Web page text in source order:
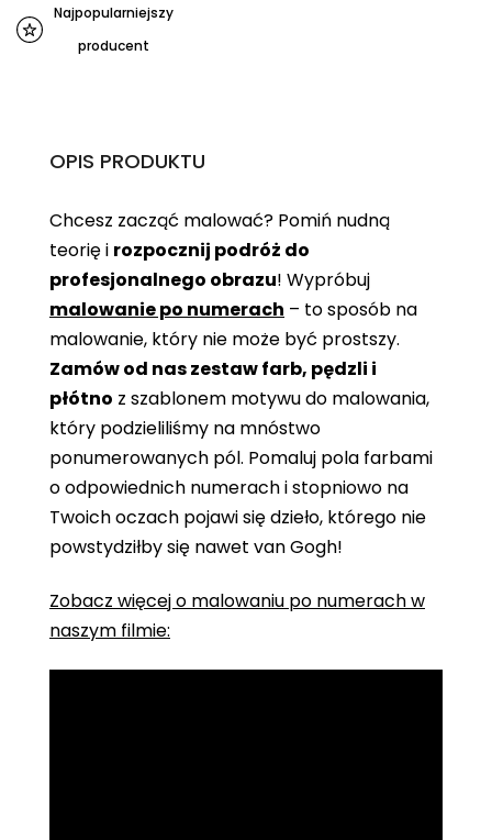
Najpopularniejszy
producent
OPIS PRODUKTU
Chcesz zacząć malować? Pomiń nudną
teorię i rozpocznij podróż do
profesjonalnego obrazu! Wypróbuj
malowanie po numerach – to sposób na
malowanie, który nie może być prostszy.
Zamów od nas zestaw farb, pędzli i
płótno z szablonem motywu do malowania,
który podzieliliśmy na mnóstwo
ponumerowanych pól. Pomaluj pola farbami
o odpowiednich numerach i stopniowo na
Twoich oczach pojawi się dzieło, którego nie
powstydziłby się nawet van Gogh!
Zobacz więcej o malowaniu po numerach w
naszym filmie: